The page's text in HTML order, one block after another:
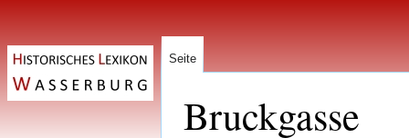
Bruckgasse
Seite